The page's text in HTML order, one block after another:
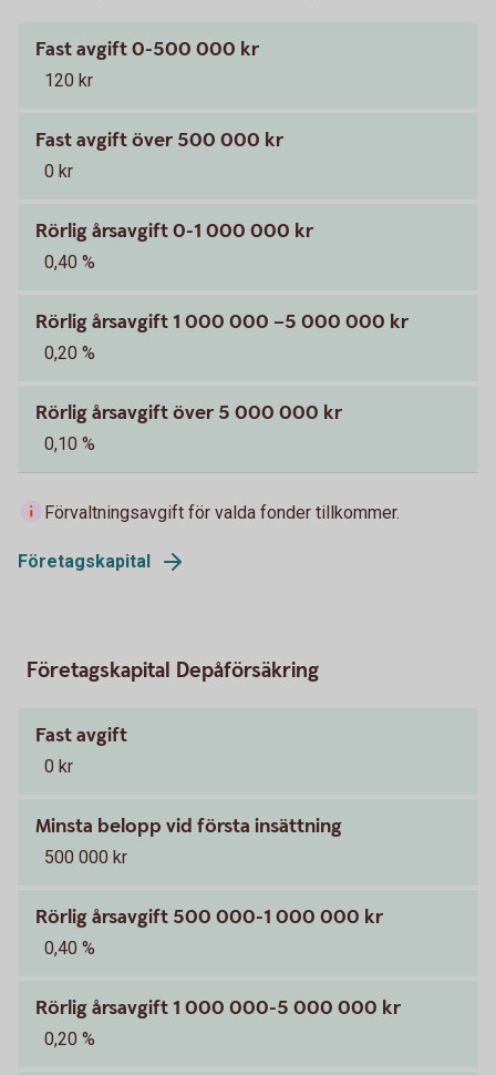
Fast avgift 0-500 000 kr
120 kr
Fast avgift över 500 000 kr
0 kr
Rörlig årsavgift 0-1 000 000 kr
0,40 %
Rörlig årsavgift 1 000 000 –5 000 000 kr
0,20 %
Rörlig årsavgift över 5 000 000 kr
0,10 %
Förvaltningsavgift för valda fonder tillkommer.
Företagskapital
Företagskapital Depåförsäkring
Fast avgift
0 kr
Minsta belopp vid första insättning
500 000 kr
Rörlig årsavgift 500 000-1 000 000 kr
0,40 %
Rörlig årsavgift 1 000 000-5 000 000 kr
0,20 %